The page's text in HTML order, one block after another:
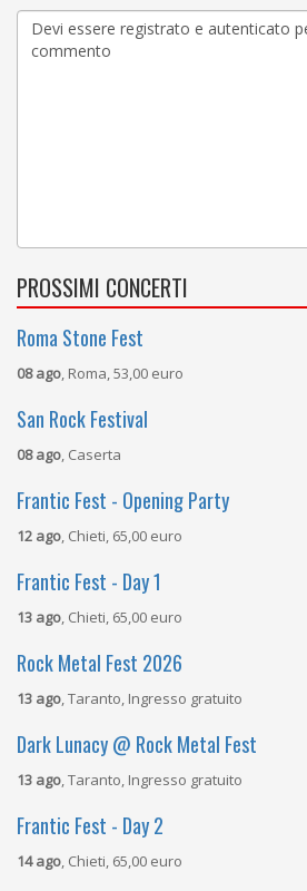
PROSSIMI CONCERTI
Roma Stone Fest
08 ago, Roma, 53,00 euro
San Rock Festival
08 ago, Caserta
Frantic Fest - Opening Party
12 ago, Chieti, 65,00 euro
Frantic Fest - Day 1
13 ago, Chieti, 65,00 euro
Rock Metal Fest 2026
13 ago, Taranto, Ingresso gratuito
Dark Lunacy @ Rock Metal Fest
13 ago, Taranto, Ingresso gratuito
Frantic Fest - Day 2
14 ago, Chieti, 65,00 euro